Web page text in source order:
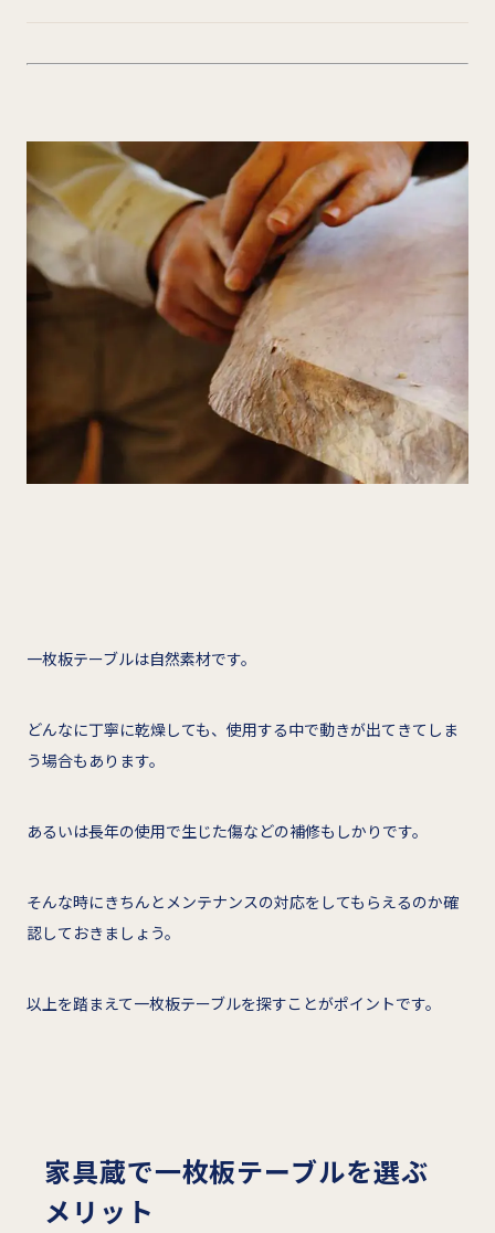
一枚板テーブルは自然素材です。
どんなに丁寧に乾燥しても、使用する中で動きが出てきてしま
う場合もあります。
あるいは長年の使用で生じた傷などの補修もしかりです。
そんな時にきちんとメンテナンスの対応をしてもらえるのか確
認しておきましょう。
以上を踏まえて一枚板テーブルを探すことがポイントです。
家具蔵で一枚板テーブルを選ぶ
メリット